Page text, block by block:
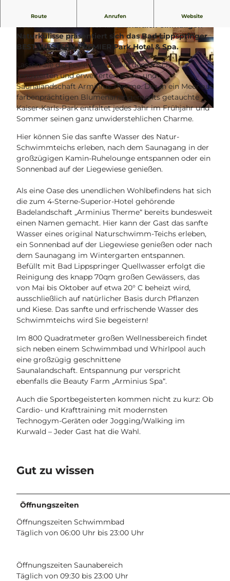
© Christoph Leniger Fotografie GmbH Paderborn
© Christoph Leniger Fotografie GmbH Paderborn
Route Anrufen Website
Warum in die Ferne schweifen, wenn das Gute
doch so nah? Vor einer landschaftlich einmaligen
Naturkulisse präsentiert sich das Bad Lippspringer
BEST WESTERN PREMIER Park Hotel & Spa.
Lassen Sie die Seele baumeln in dem frisch
renovierten und erweiterten Bade- und
Saunalandschaft Arminius Therme. Der in ein Meer aus
farbenprächtigen Blumenarrangements getauchte
Kaiser-Karls-Park entfaltet jedes Jahr im Frühjahr und
Sommer seinen ganz unwiderstehlichen Charme.
Hier können Sie das sanfte Wasser des Natur-
Schwimmteichs erleben, nach dem Saunagang in der
großzügigen Kamin-Ruhelounge entspannen oder ein
Sonnenbad auf der Liegewiese genießen.
Als eine Oase des unendlichen Wohlbefindens hat sich
die zum 4-Sterne-Superior-Hotel gehörende
Badelandschaft „Arminius Therme“ bereits bundesweit
einen Namen gemacht. Hier kann der Gast das sanfte
Wasser eines original Naturschwimm-Teichs erleben,
ein Sonnenbad auf der Liegewiese genießen oder nach
dem Saunagang im Wintergarten entspannen.
Befüllt mit Bad Lippspringer Quellwasser erfolgt die
Reinigung des knapp 70qm großen Gewässers, das
von Mai bis Oktober auf etwa 20° C beheizt wird,
ausschließlich auf natürlicher Basis durch Pflanzen
und Kiese. Das sanfte und erfrischende Wasser des
Schwimmteichs wird Sie begeistern!
Im 800 Quadratmeter großen Wellnessbereich findet
sich neben einem Schwimmbad und Whirlpool auch
eine großzügig geschnittene
Saunalandschaft. Entspannung pur verspricht
ebenfalls die Beauty Farm „Arminius Spa“.
Auch die Sportbegeisterten kommen nicht zu kurz: Ob
Cardio- und Krafttraining mit modernsten
Technogym-Geräten oder Jogging/Walking im
Kurwald – Jeder Gast hat die Wahl.
Gut zu wissen
Öffnungszeiten
Öffnungszeiten Schwimmbad
Täglich von 06:00 Uhr bis 23:00 Uhr
Öffnungszeiten Saunabereich
Täglich von 09:30 bis 23:00 Uhr